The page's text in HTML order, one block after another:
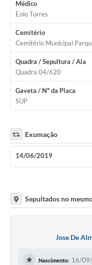
Médico
Eolo Torres
Cemitério
Cemitério Municipal
Quadra / Sepultura / Ala
Quadra 04/620
Gaveta / Nº da Placa
SUP
Exumação
14/06/2019
Sepultados no
Jose De
Nascimento: 16/